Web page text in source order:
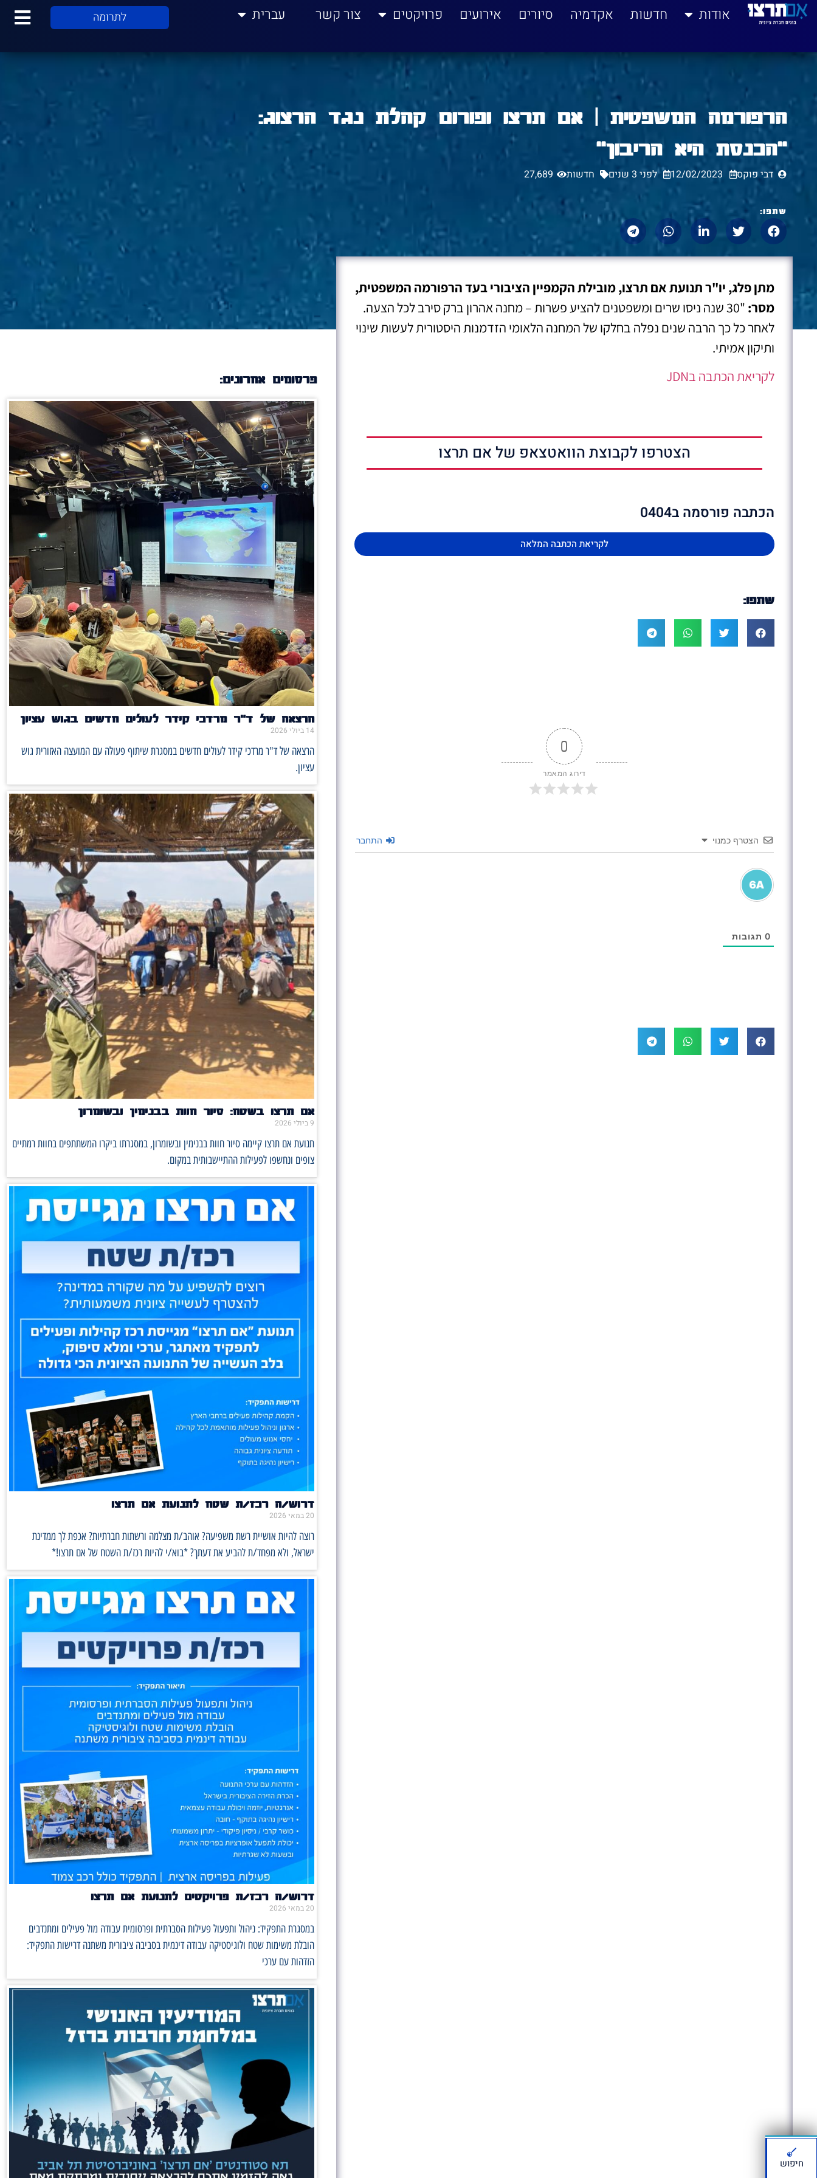
לתוכן אודות חדשות אקדמיה סיורים אירועים פרויקטים צור קשר עברית לתרומה
הרפורמה המשפטית | אם תרצו ופורום קהלת נגד הרצוג:
"הכנסת היא הריבון"
דבי פוקס 12/02/2023 לפני 3 שנים חדשות 27,689
שתפו:
מתן פלג, יו"ר תנועת אם תרצו, מובילת הקמפיין הציבורי בעד הרפורמה המשפטית,
מסר:
"30 שנה ניסו שרים ומשפטנים להציע פשרות – מחנה אהרון ברק סירב לכל הצעה.
לאחר כל כך הרבה שנים נפלה בחלקו של המחנה הלאומי הזדמנות היסטורית לעשות שינוי
ותיקון אמיתי.
לקריאת הכתבה בJDN
הצטרפו לקבוצת הוואטצאפ של אם תרצו
הכתבה פורסמה ב0404
לקריאת הכתבה המלאה
שתפו:
0
דירוג המאמר
הצטרף כמנוי התחבר
0 תגובות
פרסומים אחרונים:
הרצאה של ד"ר מרדכי קידר לעולים חדשים בגוש עציון
14 ביולי 2026
הרצאה של ד"ר מרדכי קידר לעולים חדשים במסגרת שיתוף פעולה עם המועצה האזורית גוש
עציון.
אם תרצו בשטח: סיור חוות בבנימין ובשומרון
9 ביולי 2026
תנועת אם תרצו קיימה סיור חוות בבנימין ובשומרון, במסגרתו ביקרו המשתתפים בחוות רמתיים
צופים ונחשפו לפעילות ההתיישבותית במקום.
דרוש/ה רכז/ת שטח לתנועת אם תרצו
20 במאי 2026
רוצה להיות אושיית רשת משפיעה? אוהב/ת מצלמה ורשתות חברתיות? אכפת לך ממדינת
ישראל, ולא מפחד/ת להביע את דעתך? *בוא/י להיות רכז/ת השטח של אם תרצו!*
דרוש/ה רכז/ת פרויקטים לתנועת אם תרצו
20 במאי 2026
במסגרת התפקיד: ניהול ותפעול פעילות הסברתית ופרסומית עבודה מול פעילים ומתנדבים
הובלת משימות שטח ולוגיסטיקה עבודה דינמית בסביבה ציבורית משתנה דרישות התפקיד:
הזדהות עם ערכי
חיפוש